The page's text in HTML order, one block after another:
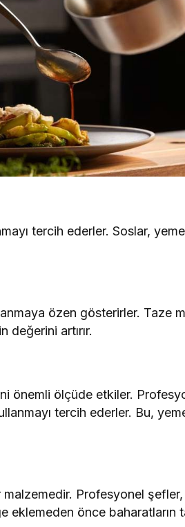
tercih ederler. Soslar,
özen gösterirler. Taze
değerini artırır.
önemli ölçüde etkiler.
tercih ederler. Bu,
Profesyonel şefler,
önce baharatların